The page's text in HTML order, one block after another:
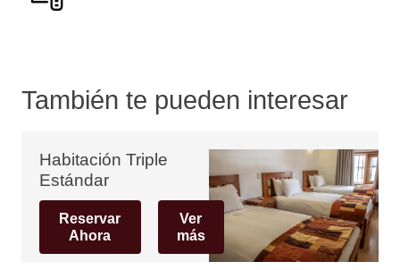
También te pueden interesar
Habitación Triple
Estándar
Reservar
Ahora
Ver
más